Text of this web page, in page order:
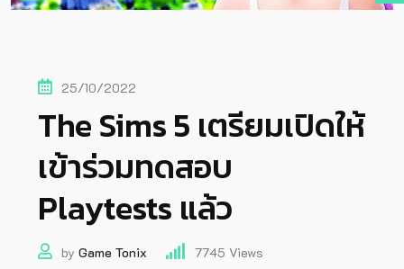
25/10/2022
The Sims 5 เตรียมเปิดให้
เข้าร่วมทดสอบ
Playtests แล้ว
by Game Tonix 7745 Views